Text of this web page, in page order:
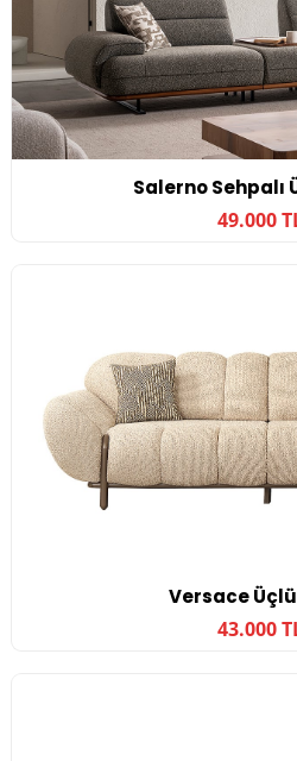
Salerno Sehpalı
49.000
Versace
43.000